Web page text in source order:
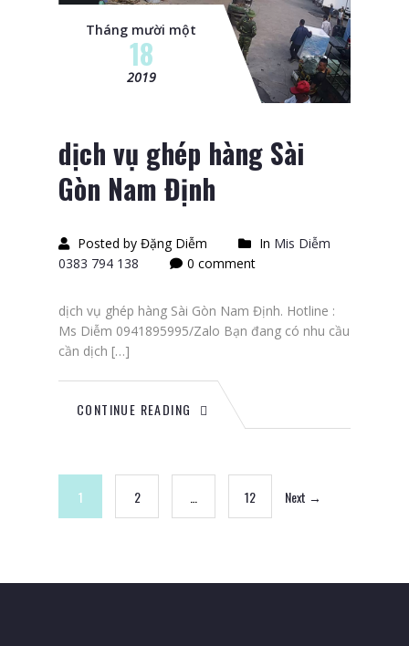
Tháng mười một
18
2019
dịch vụ ghép hàng Sài
Gòn Nam Định
Posted by Đặng Diễm In Mis Diễm
0383 794 138
0 comment
dịch vụ ghép hàng Sài Gòn Nam Định. Hotline :
Ms Diễm 0941895995/Zalo Bạn đang có nhu cầu
cần dịch […]
CONTINUE READING
1 2 12 Next →